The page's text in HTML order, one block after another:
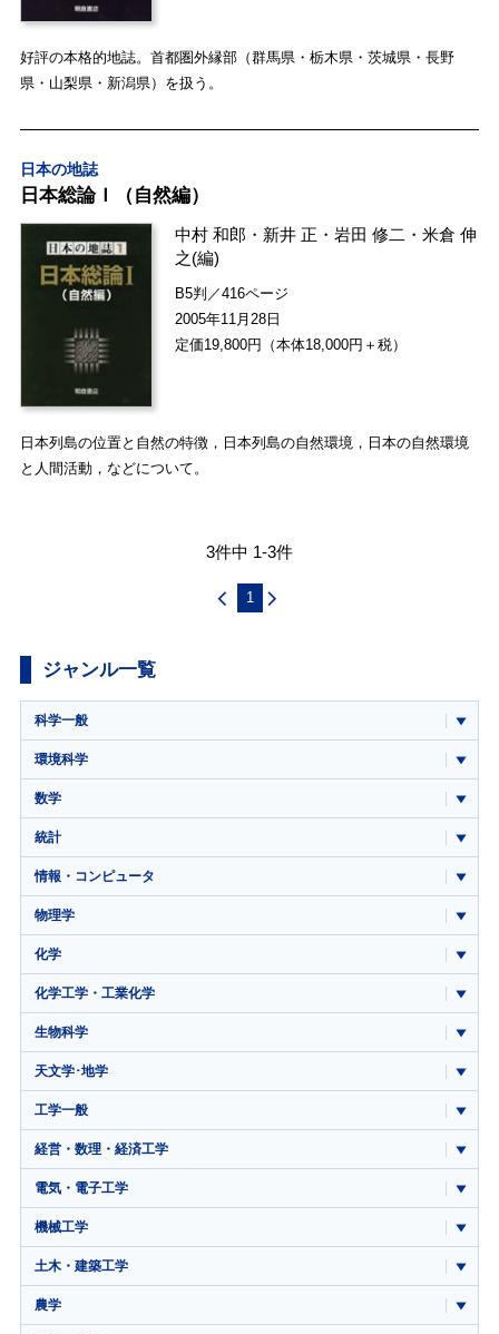
好評の本格的地誌。首都圏外縁部（群馬県・栃木県・茨城県・長野
県・山梨県・新潟県）を扱う。
日本の地誌
日本総論Ｉ（自然編）
中村 和郎 ・ 新井 正 ・岩田 修二 ・米倉 伸
之(編)
B5判／416ページ
2005年11月28日
定価19,800円（本体18,000円＋税）
日本列島の位置と自然の特徴，日本列島の自然環境，日本の自然環境
と人間活動，などについて。
3件中 1-3件
1
ジャンル一覧
科学一般
環境科学
数学
統計
情報・コンピュータ
物理学
化学
化学工学・工業化学
生物科学
天文学･地学
工学一般
経営・数理・経済工学
電気・電子工学
機械工学
土木・建築工学
農学